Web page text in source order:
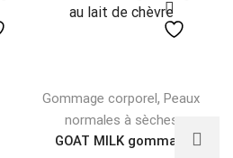
Gommage corporel, Peaux
normales à sèches
GOAT MILK gomma...